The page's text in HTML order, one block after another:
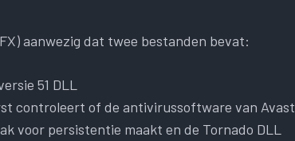
aanwezig dat twee bestanden bevat:
51 DLL
controleert of de antivirussoftware van Avast
voor persistentie maakt en de Tornado DLL